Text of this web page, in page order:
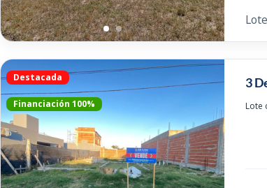
Destacada
Financiación 100%
3
Lote